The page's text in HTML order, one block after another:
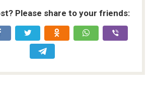
Please share to your friends: